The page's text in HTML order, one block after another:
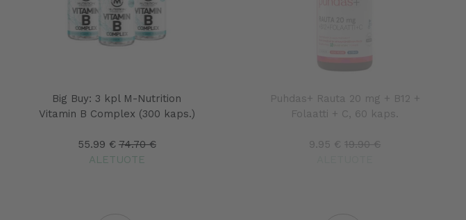
Big Buy: 3 kpl M-Nutrition
Vitamin B Complex (300 kaps.)
55.99 € 74.70 €
ALETUOTE
Puhdas+ Rauta 20 mg + B12 +
Folaatti + C, 60 kaps.
9.95 € 19.90 €